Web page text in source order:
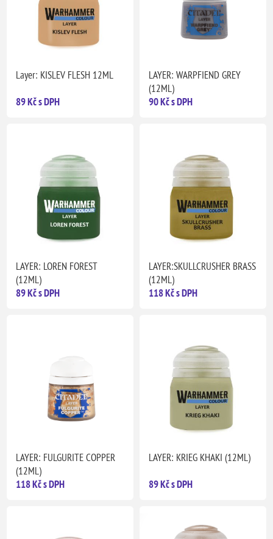
Layer: KISLEV FLESH 12ML
89 Kč s DPH
LAYER: WARPFIEND GREY
(12ML)
90 Kč s DPH
LAYER: LOREN FOREST
(12ML)
89 Kč s DPH
LAYER:SKULLCRUSHER BRASS
(12ML)
118 Kč s DPH
LAYER: FULGURITE COPPER
(12ML)
118 Kč s DPH
LAYER: KRIEG KHAKI (12ML)
89 Kč s DPH